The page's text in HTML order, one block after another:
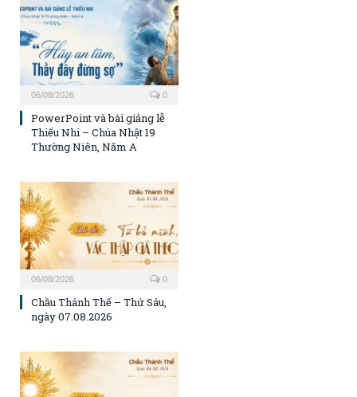
06/08/2026 0
PowerPoint và bài giảng lễ
Thiếu Nhi – Chúa Nhật 19
Thường Niên, Năm A
06/08/2026 0
Chầu Thánh Thể – Thứ Sáu,
ngày 07.08.2026